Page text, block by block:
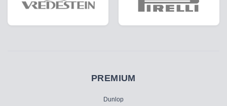
PREMIUM
Dunlop